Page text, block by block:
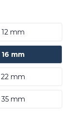
12 mm
16 mm
22 mm
35 mm